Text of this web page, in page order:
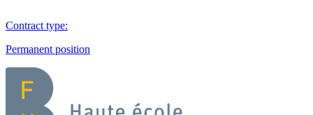
Contract type:
Permanent position